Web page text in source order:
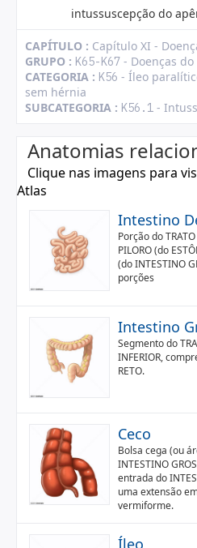
intussuscepção do
CAPÍTULO : Capítulo XI -
GRUPO : K65-K67 - Doenças
CATEGORIA : K56 - Íleo
sem hérnia
SUBCATEGORIA : K56.1 -
Anatomias
Clique nas imagens para
Atlas
Intestino
Porção do
PILORO (do
(do INTESTINO
porções
Intestino
Segmento do
INFERIOR,
RETO.
Ceco
Bolsa cega (ou
INTESTINO
entrada do
uma extensão
vermiforme.
Íleo